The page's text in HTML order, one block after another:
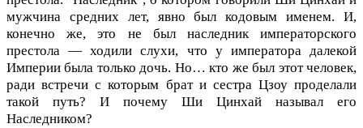
мужчина средних лет, явно был кодовым именем. И,
конечно же, это не был наследник императорского
престола — ходили слухи, что у императора далекой
Империи была только дочь. Но… кто же был этот человек,
ради встречи с которым брат и сестра Цзоу проделали
такой путь? И почему Ши Цинхай называл его
Наследником?